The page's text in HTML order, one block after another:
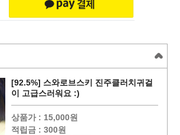
[92.5%] 스와로브스키 진주클러치귀걸
이 고급스러워요 :)
상품가 : 15,000원
적립금 : 300원